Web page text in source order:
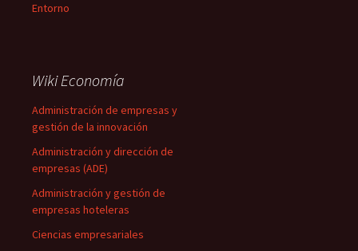
Entorno
Wiki Economía
Administración de empresas y
gestión de la innovación
Administración y dirección de
empresas (ADE)
Administración y gestión de
empresas hoteleras
Ciencias empresariales